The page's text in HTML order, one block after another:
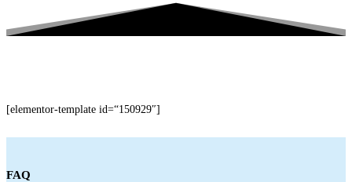
[elementor-template id=“150929″]
FAQ